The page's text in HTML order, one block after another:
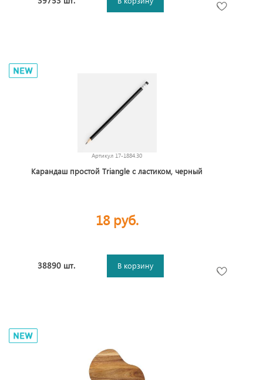
Артикул 17-1884.30
Карандаш простой Triangle с ластиком, черный
18 руб.
38890 шт. В корзину